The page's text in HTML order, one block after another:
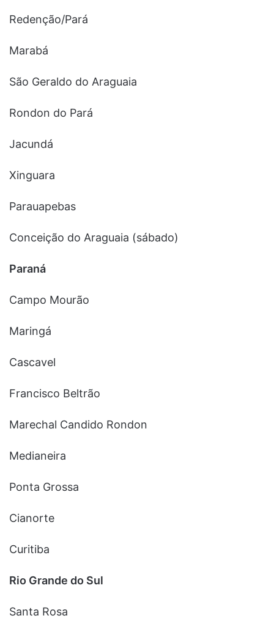
Redenção/Pará
Marabá
São Geraldo do Araguaia
Rondon do Pará
Jacundá
Xinguara
Parauapebas
Conceição do Araguaia (sábado)
Paraná
Campo Mourão
Maringá
Cascavel
Francisco Beltrão
Marechal Candido Rondon
Medianeira
Ponta Grossa
Cianorte
Curitiba
Rio Grande do Sul
Santa Rosa